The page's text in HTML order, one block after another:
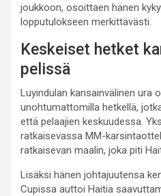
joukkoon, osoittaen hänen
lopputulokseen merkittävästi.
Keskeiset hetket
pelissä
Luyindulan kansainvälinen ura
unohtumattomilla hetkellä,
että pelaajien keskuudessa.
ratkaisevassa MM-
ratkaisevan maalin, joka piti
Lisäksi hänen johtajuutensa
Cupissa auttoi Haitia